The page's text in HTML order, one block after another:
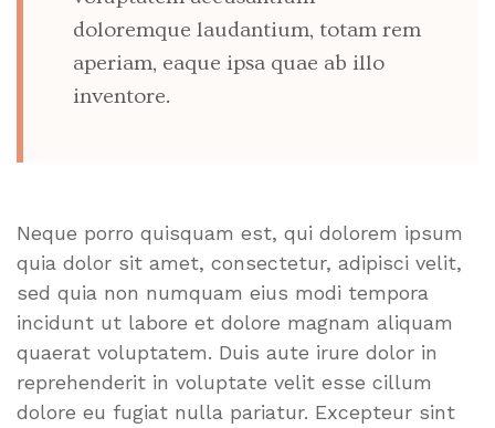
doloremque laudantium, totam rem
aperiam, eaque ipsa quae ab illo
inventore.
Neque porro quisquam est, qui dolorem ipsum
quia dolor sit amet, consectetur, adipisci velit,
sed quia non numquam eius modi tempora
incidunt ut labore et dolore magnam aliquam
quaerat voluptatem. Duis aute irure dolor in
reprehenderit in voluptate velit esse cillum
dolore eu fugiat nulla pariatur. Excepteur sint